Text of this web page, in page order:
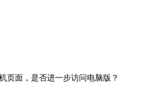
页面，是否进一步访问电脑版？